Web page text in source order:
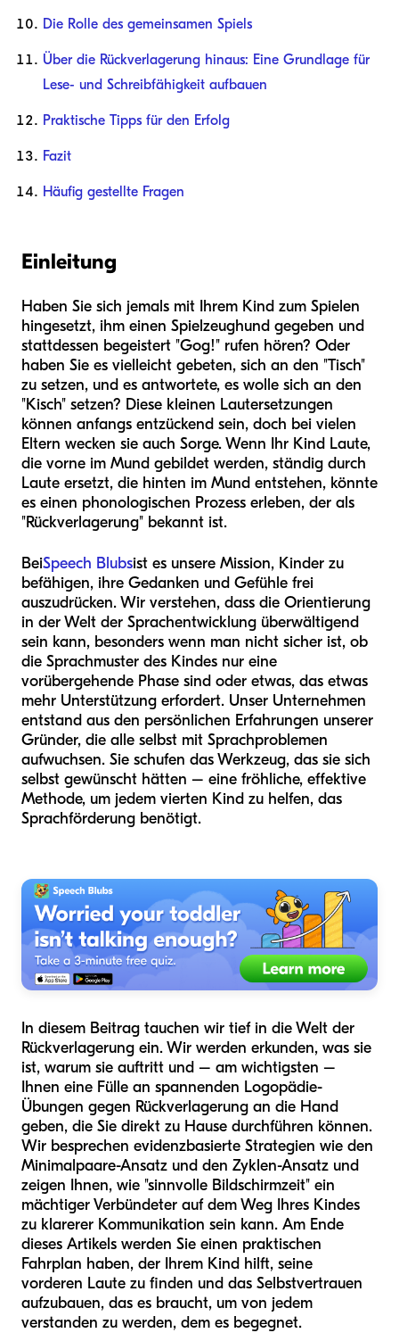
Die Rolle des gemeinsamen Spiels
Über die Rückverlagerung hinaus: Eine Grundlage für
Lese- und Schreibfähigkeit aufbauen
Praktische Tipps für den Erfolg
Fazit
Häufig gestellte Fragen
Einleitung
Haben Sie sich jemals mit Ihrem Kind zum Spielen
hingesetzt, ihm einen Spielzeughund gegeben und
stattdessen begeistert "Gog!" rufen hören? Oder
haben Sie es vielleicht gebeten, sich an den "Tisch"
zu setzen, und es antwortete, es wolle sich an den
"Kisch" setzen? Diese kleinen Lautersetzungen
können anfangs entzückend sein, doch bei vielen
Eltern wecken sie auch Sorge. Wenn Ihr Kind Laute,
die vorne im Mund gebildet werden, ständig durch
Laute ersetzt, die hinten im Mund entstehen, könnte
es einen phonologischen Prozess erleben, der als
"Rückverlagerung" bekannt ist.
BeiSpeech Blubsist es unsere Mission, Kinder zu
befähigen, ihre Gedanken und Gefühle frei
auszudrücken. Wir verstehen, dass die Orientierung
in der Welt der Sprachentwicklung überwältigend
sein kann, besonders wenn man nicht sicher ist, ob
die Sprachmuster des Kindes nur eine
vorübergehende Phase sind oder etwas, das etwas
mehr Unterstützung erfordert. Unser Unternehmen
entstand aus den persönlichen Erfahrungen unserer
Gründer, die alle selbst mit Sprachproblemen
aufwuchsen. Sie schufen das Werkzeug, das sie sich
selbst gewünscht hätten – eine fröhliche, effektive
Methode, um jedem vierten Kind zu helfen, das
Sprachförderung benötigt.
In diesem Beitrag tauchen wir tief in die Welt der
Rückverlagerung ein. Wir werden erkunden, was sie
ist, warum sie auftritt und – am wichtigsten –
Ihnen eine Fülle an spannenden Logopädie-
Übungen gegen Rückverlagerung an die Hand
geben, die Sie direkt zu Hause durchführen können.
Wir besprechen evidenzbasierte Strategien wie den
Minimalpaare-Ansatz und den Zyklen-Ansatz und
zeigen Ihnen, wie "sinnvolle Bildschirmzeit" ein
mächtiger Verbündeter auf dem Weg Ihres Kindes
zu klarerer Kommunikation sein kann. Am Ende
dieses Artikels werden Sie einen praktischen
Fahrplan haben, der Ihrem Kind hilft, seine
vorderen Laute zu finden und das Selbstvertrauen
aufzubauen, das es braucht, um von jedem
verstanden zu werden, dem es begegnet.